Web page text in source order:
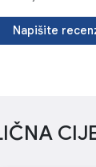
Napišite